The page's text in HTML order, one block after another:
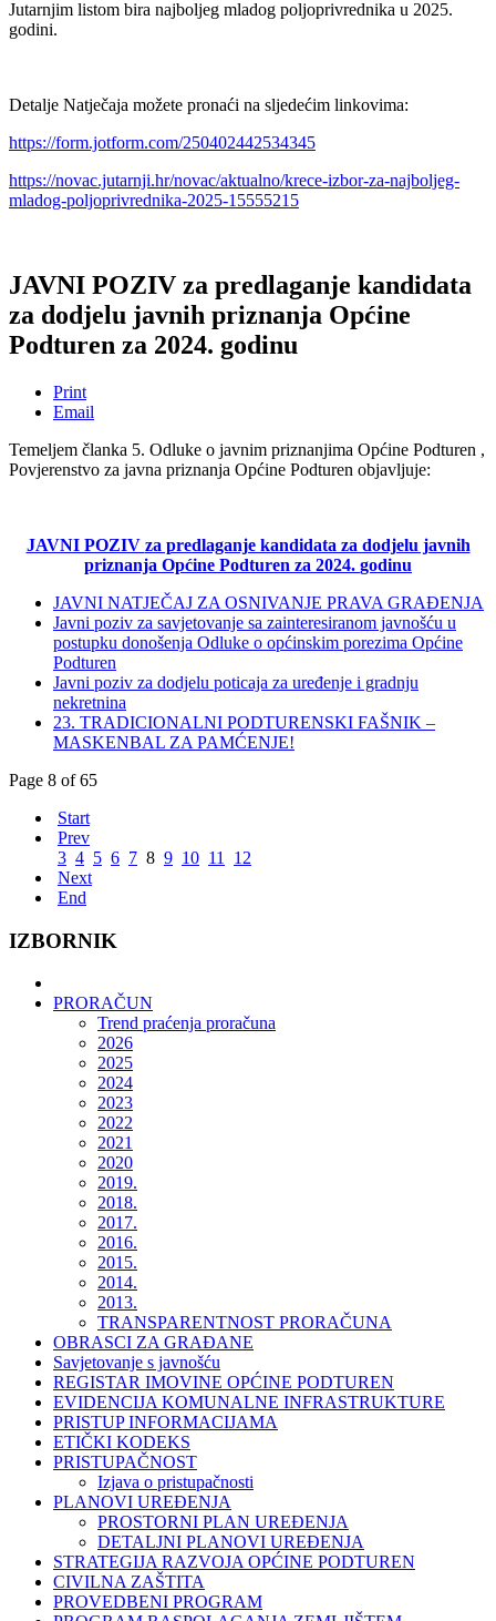
Jutarnjim listom bira najboljeg mladog poljoprivrednika u 2025.
godini.
Detalje Natječaja možete pronaći na sljedećim linkovima:
https://form.jotform.com/250402442534345
https://novac.jutarnji.hr/novac/aktualno/krece-izbor-za-najboljeg-
mladog-poljoprivrednika-2025-15555215
JAVNI POZIV za predlaganje kandidata
za dodjelu javnih priznanja Općine
Podturen za 2024. godinu
Print
Email
Temeljem članka 5. Odluke o javnim priznanjima Općine Podturen ,
Povjerenstvo za javna priznanja Općine Podturen objavljuje:
JAVNI POZIV za predlaganje kandidata za dodjelu javnih
priznanja Općine Podturen za 2024. godinu
JAVNI NATJEČAJ ZA OSNIVANJE PRAVA GRAĐENJA
Javni poziv za savjetovanje sa zainteresiranom javnošću u
postupku donošenja Odluke o općinskim porezima Općine
Podturen
Javni poziv za dodjelu poticaja za uređenje i gradnju
nekretnina
23. TRADICIONALNI PODTURENSKI FAŠNIK –
MASKENBAL ZA PAMĆENJE!
Page 8 of 65
Start
Prev
3 4 5 6 7 8 9 10 11
12
Next
End
IZBORNIK
PRORAČUN
Trend praćenja proračuna
2026
2025
2024
2023
2022
2021
2020
2019.
2018.
2017.
2016.
2015.
2014.
2013.
TRANSPARENTNOST PRORAČUNA
OBRASCI ZA GRAĐANE
Savjetovanje s javnošću
REGISTAR IMOVINE OPĆINE PODTUREN
EVIDENCIJA KOMUNALNE INFRASTRUKTURE
PRISTUP INFORMACIJAMA
ETIČKI KODEKS
PRISTUPAČNOST
Izjava o pristupačnosti
PLANOVI UREĐENJA
PROSTORNI PLAN UREĐENJA
DETALJNI PLANOVI UREĐENJA
STRATEGIJA RAZVOJA OPĆINE PODTUREN
CIVILNA ZAŠTITA
PROVEDBENI PROGRAM